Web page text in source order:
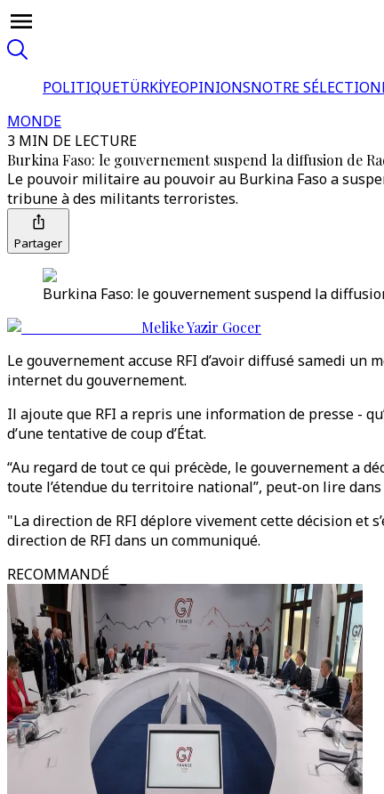
POLITIQUETÜRKİYEOPINIONSNOTRE SÉLECTION
MONDE
3 MIN DE LECTURE
Burkina Faso: le gouvernement suspend la diffusion de
Le pouvoir militaire au pouvoir au Burkina Faso a
tribune à des militants terroristes.
Partager
Burkina Faso: le gouvernement suspend la
Melike Yazir Gocer
Le gouvernement accuse RFI d’avoir diffusé samedi
internet du gouvernement.
Il ajoute que RFI a repris une information de presse -
d’une tentative de coup d’État.
“Au regard de tout ce qui précède, le gouvernement a
toute l’étendue du territoire national”, peut-on lire
"La direction de RFI déplore vivement cette décision et
direction de RFI dans un communiqué.
RECOMMANDÉ